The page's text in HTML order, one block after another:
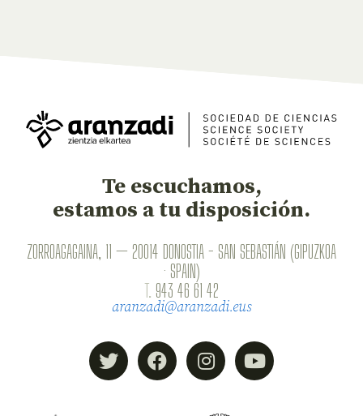
Te escuchamos,
estamos a tu disposición.
ZORROAGAGAINA, 11 — 20014 DONOSTIA - SAN SEBASTIÁN (GIPUZKOA
· SPAIN)
T. 943 46 61 42
aranzadi@aranzadi.eus